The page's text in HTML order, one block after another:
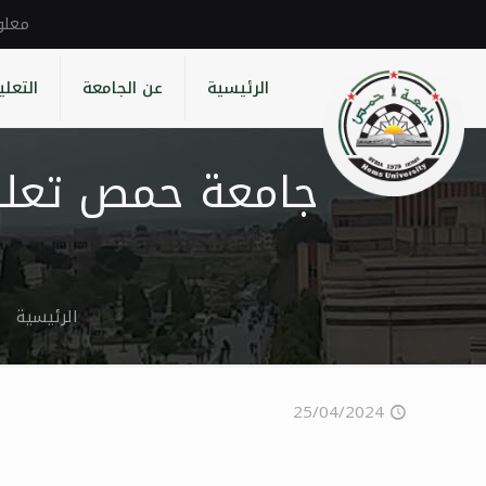
الرئيسية عن الجامعة
جامعة حمص
الرئيسية
25/04/2024